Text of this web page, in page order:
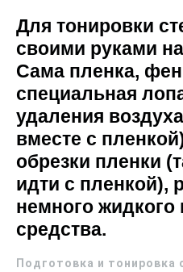
Для тонировки
своими руками
Сама пленка,
специальная
удаления
вместе с
обрезки пленки
идти с пленкой),
немного
средства.
Подготовка и тонировка